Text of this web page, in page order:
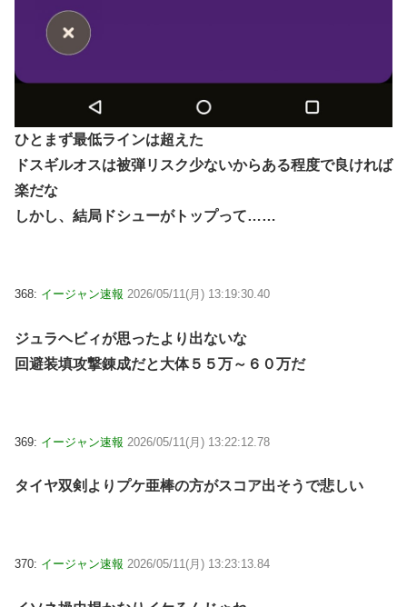
ひとまず最低ラインは超えた
ドスギルオスは被弾リスク少ないからある程度で良ければ
楽だな
しかし、結局ドシューがトップって……
368: イージャン速報 2026/05/11(月) 13:19:30.40
ジュラヘビィが思ったより出ないな
回避装填攻撃錬成だと大体５５万～６０万だ
369: イージャン速報 2026/05/11(月) 13:22:12.78
タイヤ双剣よりプケ亜棒の方がスコア出そうで悲しい
370: イージャン速報 2026/05/11(月) 13:23:13.84